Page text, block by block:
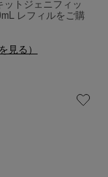
ト​ ジェニフィッ
レフィルをご購
見る）